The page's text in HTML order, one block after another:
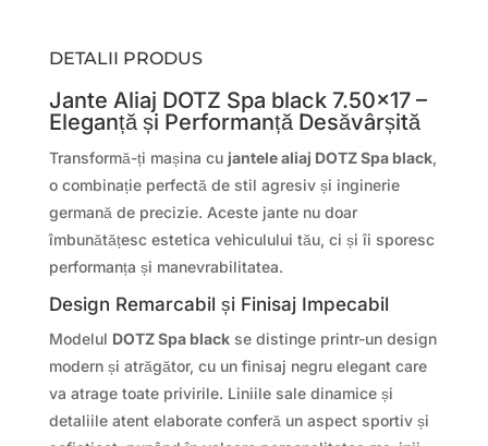
DETALII PRODUS
Jante Aliaj DOTZ Spa black 7.50×17 –
Eleganță și Performanță Desăvârșită
Transformă-ți mașina cu jantele aliaj DOTZ Spa black,
o combinație perfectă de stil agresiv și inginerie
germană de precizie. Aceste jante nu doar
îmbunătățesc estetica vehiculului tău, ci și îi sporesc
performanța și manevrabilitatea.
Design Remarcabil și Finisaj Impecabil
Modelul DOTZ Spa blackse distinge printr-un design
modern și atrăgător, cu un finisaj negru elegant care
va atrage toate privirile. Liniile sale dinamice și
detaliile atent elaborate conferă un aspect sportiv și